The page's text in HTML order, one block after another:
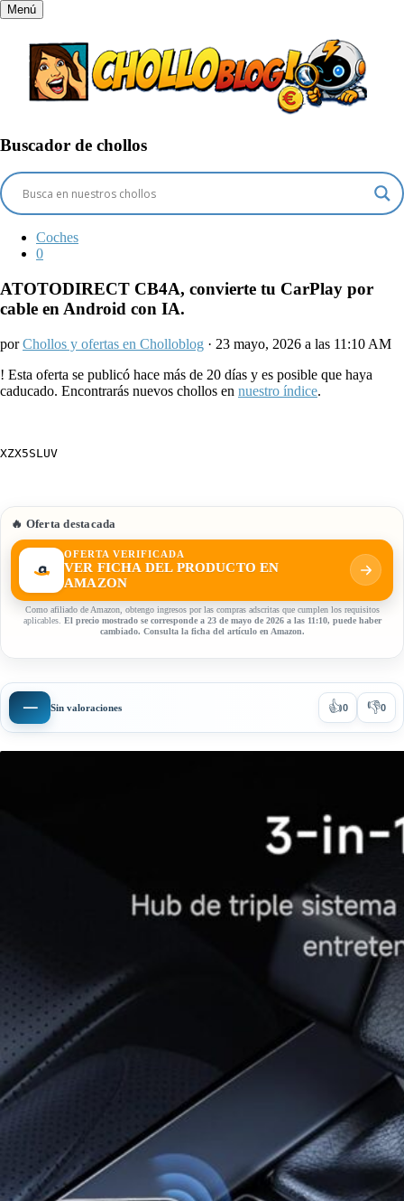
Menú
Buscador de chollos
Coches
0
ATOTODIRECT CB4A, convierte tu CarPlay por
cable en Android con IA.
porChollos y ofertas en Cholloblog · 23 mayo, 2026 a las 11:10 AM
! Esta oferta se publicó hace más de 20 días y es posible que haya
caducado. Encontrarás nuevos chollos en nuestro índice.
XZX5SLUV
🔥 Oferta destacada
OFERTA VERIFICADA
VER FICHA DEL PRODUCTO EN
AMAZON
Como afiliado de Amazon, obtengo ingresos por las compras adscritas que cumplen los requisitos
aplicables. El precio mostrado se corresponde a 23 de mayo de 2026 a las 11:10, puede haber
cambiado. Consulta la ficha del artículo en Amazon.
— Sin valoraciones 👍0 👎0